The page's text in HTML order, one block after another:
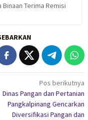
Terima Remisi
Pos berikutnya
Dinas Pangan dan Pertanian
Pangkalpinang Gencarkan
Diversifikasi Pangan dan